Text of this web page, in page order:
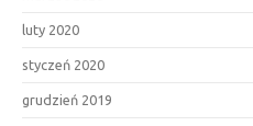
luty 2020
styczeń 2020
grudzień 2019